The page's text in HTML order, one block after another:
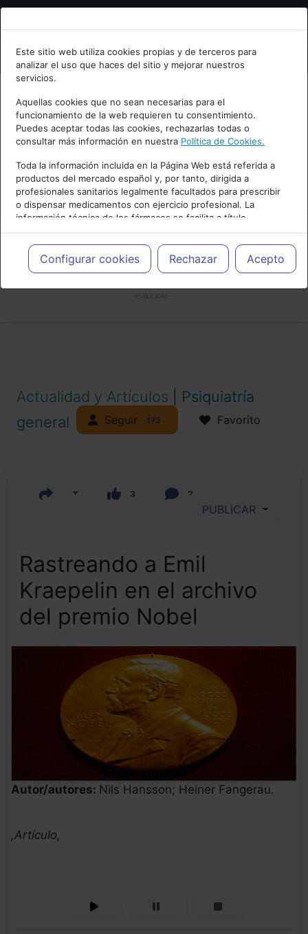
Bienvenid@ a psiquiatria.com
Escribe tu Email
Accede o regístrate con tu email.
Cancelar
Este sitio web utiliza cookies propias y de terceros para
analizar el uso que haces del sitio y mejorar nuestros
servicios.
Aquellas cookies que no sean necesarias para el
funcionamiento de la web requieren tu consentimiento.
Puedes aceptar todas las cookies, rechazarlas todas o
consultar más información en nuestra Política de Cookies.
Toda la información incluida en la Página Web está referida a
productos del mercado español y, por tanto, dirigida a
profesionales sanitarios legalmente facultados para prescribir
o dispensar medicamentos con ejercicio profesional. La
información técnica de los fármacos se facilita a título
meramente informativo, siendo responsabilidad de los
profesionales facultados prescribir medicamentos y decidir, en
cada caso concreto, el tratamiento más adecuado a las
necesidades del paciente.
Configurar cookies Rechazar Acepto
Actualidad y Artículos
Psiquiatría
general
Seguir 173 Favorito
3 2
PUBLICAR
Rastreando a Emil
Kraepelin en el archivo
del premio Nobel
Autor/autores: Nils Hansson; Heiner Fangerau.
,Artículo,